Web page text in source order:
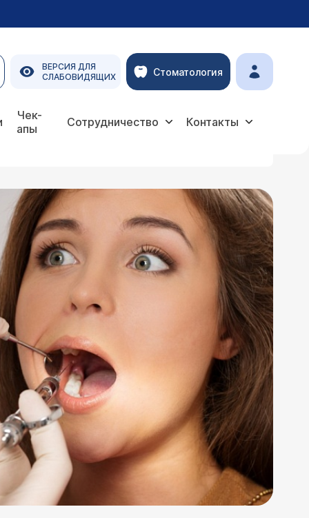
ВЕРСИЯ ДЛЯ
СЛАБОВИДЯЩИХ
Стоматология
Чек-
апы
Сотрудничество Контакты